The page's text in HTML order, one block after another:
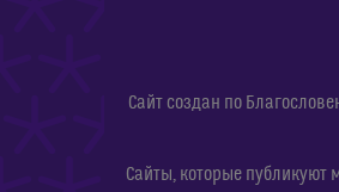
Сайт создан по
Сайты, которые публикуют